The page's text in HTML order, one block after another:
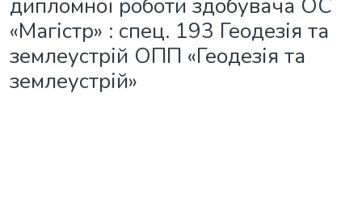
дипломної роботи здобувача ОС
«Магістр» : спец. 193 Геодезія та
землеустрій ОПП «Геодезія та
землеустрій»